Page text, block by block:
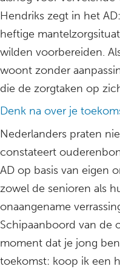
Hendriks zegt in het
heftige
wilden voorbereiden.
woont zonder
die de zorgtaken op
Denk na over je
Nederlanders praten
constateert
AD op basis van eigen
zowel de senioren als
onaangename
Schipaanboord van de
moment dat je jong
toekomst: koop ik een